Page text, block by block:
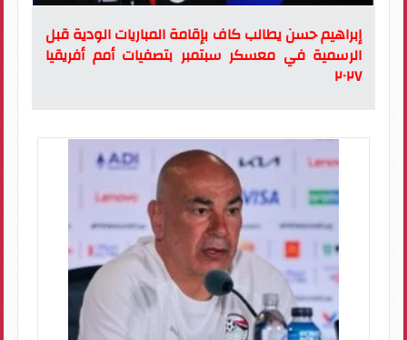
إبراهيم حسن يطالب كاف بإقامة المباريات الودية قبل
الرسمية في معسكر سبتمبر بتصفيات أمم أفريقيا
٢٠٢٧